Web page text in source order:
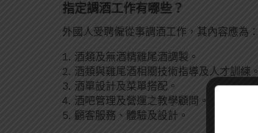
指定調酒工作有哪些？
外國人受聘僱從事調酒工作，其內容應為：
酒類及無酒精雞尾酒調製。
酒類與雞尾酒相關技術指導及人才訓練。
酒單設計及菜單搭配。
酒吧管理及營運之教學顧問。
顧客服務、體驗及設計。